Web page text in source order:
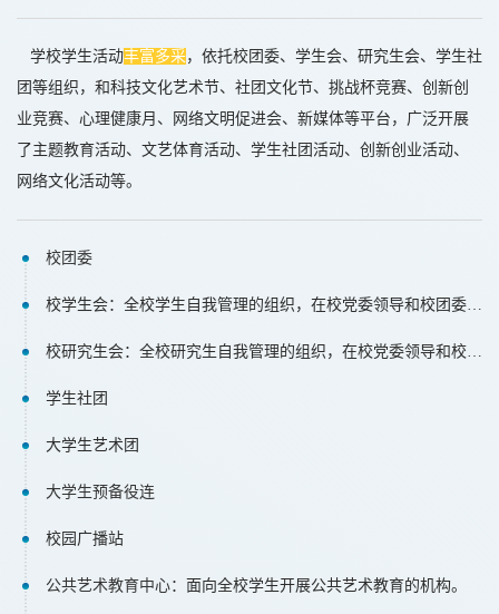
学校学生活动丰富多采，依托校团委、学生会、研究生会、学生社
团等组织，和科技文化艺术节、社团文化节、挑战杯竞赛、创新创
业竞赛、心理健康月、网络文明促进会、新媒体等平台，广泛开展
了主题教育活动、文艺体育活动、学生社团活动、创新创业活动、
网络文化活动等。
校团委
校学生会：全校学生自我管理的组织，在校党委领导和校团委指导下开展工作。
校研究生会：全校研究生自我管理的组织，在校党委领导和校团委指导下开展工作。
学生社团
大学生艺术团
大学生预备役连
校园广播站
公共艺术教育中心：面向全校学生开展公共艺术教育的机构。